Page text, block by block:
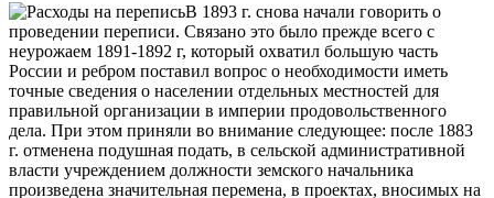
В 1893 г. снова начали говорить о
проведении переписи. Связано это было прежде всего с
неурожаем 1891-1892 г, который охватил большую часть
России и ребром поставил вопрос о необходимости иметь
точные сведения о населении отдельных местностей для
правильной организации в империи продовольственного
дела. При этом приняли во внимание следующее: после 1883
г. отменена подушная подать, в сельской административной
власти учреждением должности земского начальника
произведена значительная перемена, в проектах, вносимых на